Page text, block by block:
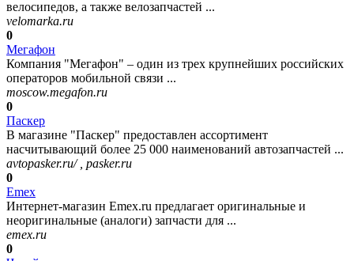
велосипедов, а также велозапчастей ...
velomarka.ru
0
Мегафон
Компания "Мегафон" – один из трех крупнейших российских
операторов мобильной связи ...
moscow.megafon.ru
0
Паскер
В магазине "Паскер" предоставлен ассортимент
насчитывающий более 25 000 наименований автозапчастей ...
avtopasker.ru/ , pasker.ru
0
Emex
Интернет-магазин Emex.ru предлагает оригинальные и
неоригинальные (аналоги) запчасти для ...
emex.ru
0